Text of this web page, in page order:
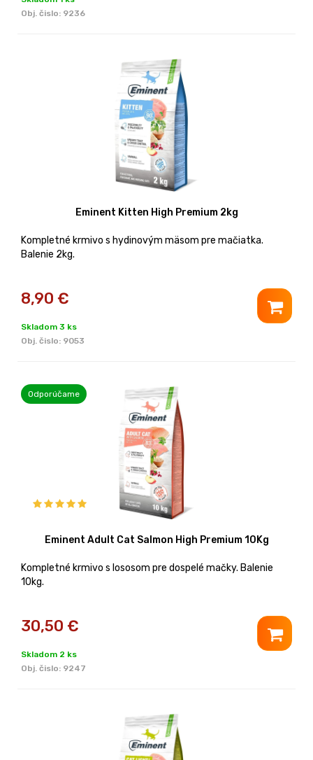
Obj. čislo: 9236
Eminent Kitten High Premium 2kg
Kompletné krmivo s hydinovým mäsom pre mačiatka.
Balenie 2kg.
8,90 €
Skladom 3 ks
Obj. čislo: 9053
Odporúčame
Eminent Adult Cat Salmon High Premium 10Kg
Kompletné krmivo s lososom pre dospelé mačky. Balenie
10kg.
30,50 €
Skladom 2 ks
Obj. čislo: 9247